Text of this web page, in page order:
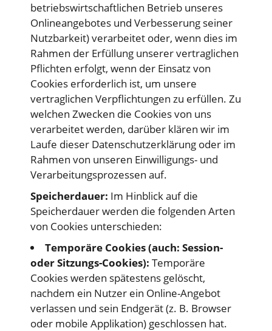
betriebswirtschaftlichen Betrieb unseres
Onlineangebotes und Verbesserung seiner
Nutzbarkeit) verarbeitet oder, wenn dies im
Rahmen der Erfüllung unserer vertraglichen
Pflichten erfolgt, wenn der Einsatz von
Cookies erforderlich ist, um unsere
vertraglichen Verpflichtungen zu erfüllen. Zu
welchen Zwecken die Cookies von uns
verarbeitet werden, darüber klären wir im
Laufe dieser Datenschutzerklärung oder im
Rahmen von unseren Einwilligungs- und
Verarbeitungsprozessen auf.
Speicherdauer: Im Hinblick auf die
Speicherdauer werden die folgenden Arten
von Cookies unterschieden:
Temporäre Cookies (auch: Session-
oder Sitzungs-Cookies): Temporäre
Cookies werden spätestens gelöscht,
nachdem ein Nutzer ein Online-Angebot
verlassen und sein Endgerät (z. B. Browser
oder mobile Applikation) geschlossen hat.